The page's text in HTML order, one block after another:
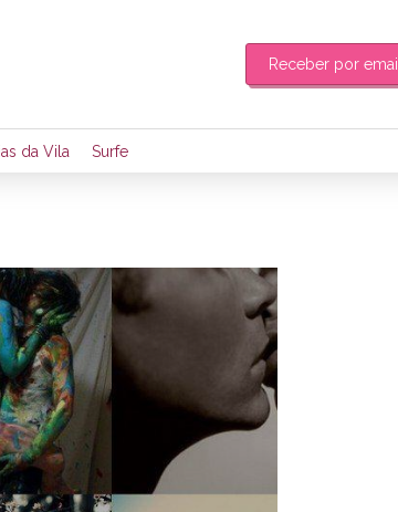
Receber por email
receber toda sexta-feira de manhã o resumo
receber novidades
da Vila Surfe